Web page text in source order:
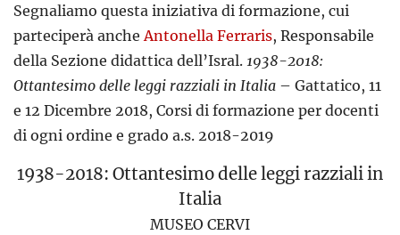
Segnaliamo questa iniziativa di formazione, cui
parteciperà ancheAntonella Ferraris, Responsabile
della Sezione didattica dell’Isral. 1938-2018:
Ottantesimo delle leggi razziali in Italia – Gattatico, 11
e 12 Dicembre 2018, Corsi di formazione per docenti
di ogni ordine e grado a.s. 2018-2019
1938-2018: Ottantesimo delle leggi razziali in
Italia
MUSEO CERVI